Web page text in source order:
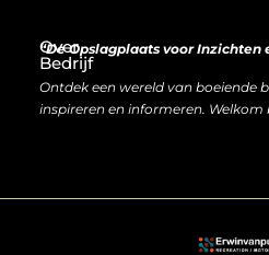
Over
Bedrijf
“De Opslagplaats voor Inzichten
Ontdek een wereld van boeiende
inspireren en informeren.